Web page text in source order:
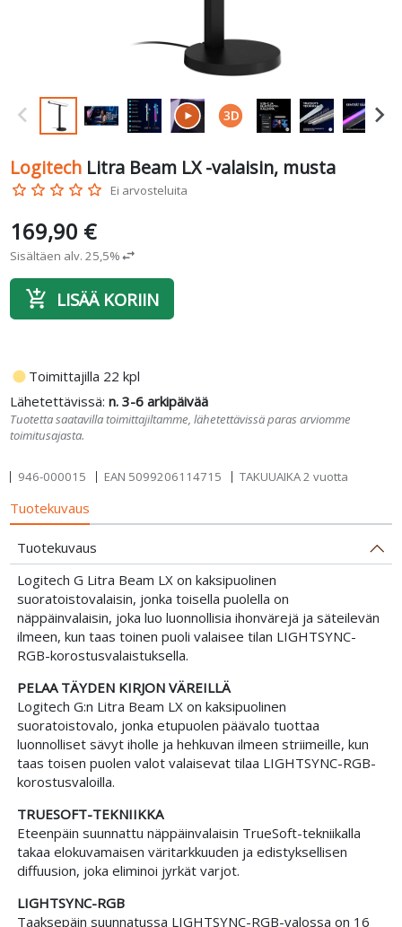
Logitech Litra Beam LX -valaisin, musta
star_border star_border star_border star_border star_border Ei arvosteluita
169,90 €
Sisältäen alv. 25,5%swap_horiz
add_shopping_cart LISÄÄ KORIIN
fiber_manual_record Toimittajilla 22 kpl
Lähetettävissä:n. 3-6 arkipäivää
Tuotetta saatavilla toimittajiltamme, lähetettävissä paras arviomme
toimitusajasta.
946-000015 EAN 5099206114715 TAKUUAIKA 2 vuotta
Tuotekuvaus
Tuotekuvaus
Logitech G Litra Beam LX on kaksipuolinen
suoratoistovalaisin, jonka toisella puolella on
näppäinvalaisin, joka luo luonnollisia ihonvärejä ja säteilevän
ilmeen, kun taas toinen puoli valaisee tilan LIGHTSYNC-
RGB-korostusvalaistuksella.
PELAA TÄYDEN KIRJON VÄREILLÄ
Logitech G:n Litra Beam LX on kaksipuolinen
suoratoistovalo, jonka etupuolen päävalo tuottaa
luonnolliset sävyt iholle ja hehkuvan ilmeen striimeille, kun
taas toisen puolen valot valaisevat tilaa LIGHTSYNC-RGB-
korostusvaloilla.
TRUESOFT-TEKNIIKKA
Eteenpäin suunnattu näppäinvalaisin TrueSoft-tekniikalla
takaa elokuvamaisen väritarkkuuden ja edistyksellisen
diffuusion, joka eliminoi jyrkät varjot.
LIGHTSYNC-RGB
Taaksepäin suunnatussa LIGHTSYNC-RGB-valossa on 16